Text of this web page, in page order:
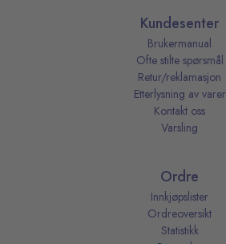
Kundesenter
Brukermanual
Ofte stilte spørsmål
Retur/reklamasjon
Etterlysning av varer
Kontakt oss
Varsling
Ordre
Innkjøpslister
Ordreoversikt
Statistikk